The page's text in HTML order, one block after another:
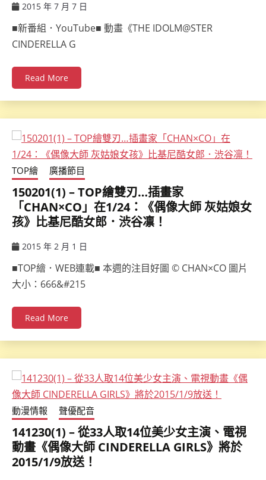
2015 年 7 月 7 日
■新番組．YouTube■ 動畫《THE IDOLM@STER
CINDERELLA G
Read More
TOP繪 廣播節目
150201(1) – TOP繪雙刃…插畫家
「CHAN×CO」在1/24：《偶像大師 灰姑娘女
孩》比基尼酷女郎．渋谷凛！
2015 年 2 月 1 日
■TOP繪．WEB連載■ 本週的注目好圖 © CHAN×CO 圖片
大小：666&#215
Read More
動漫情報 聲優配音
141230(1) – 從33人取14位美少女主演、電視
動畫《偶像大師 CINDERELLA GIRLS》將於
2015/1/9放送！